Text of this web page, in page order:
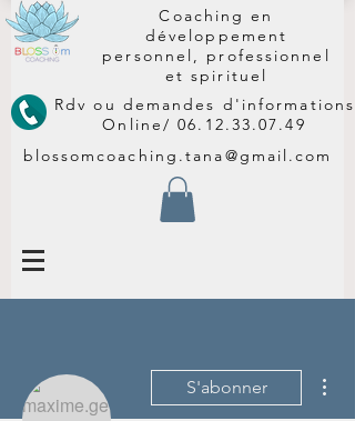
Coaching en
développement
personnel, professionnel
et spirituel
Online/06.12.33.07.49
Rdv ou demandes d'informations
blossomcoaching.tana@gmail.com
S'abonner